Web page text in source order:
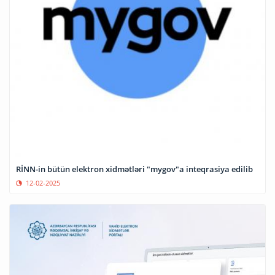
RİNN-in bütün elektron xidmətləri "mygov"a inteqrasiya edilib
12-02-2025